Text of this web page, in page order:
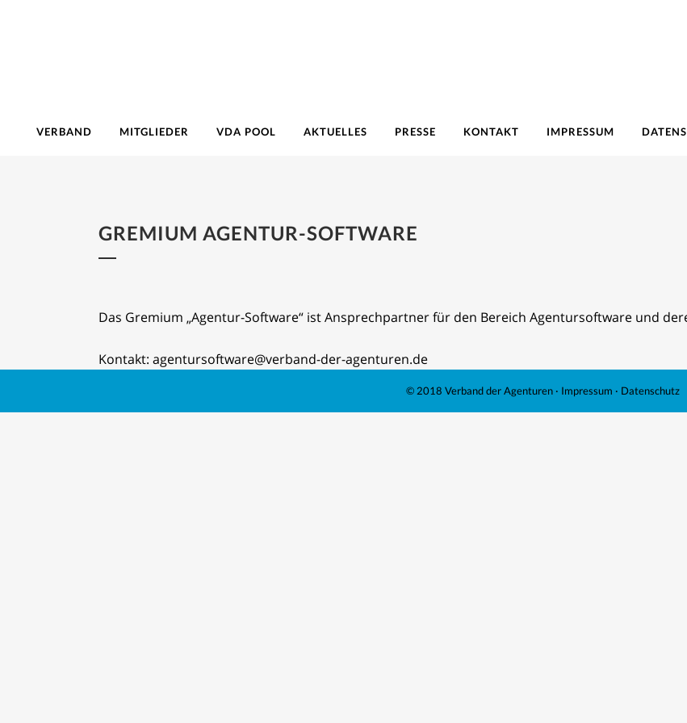
VERBAND MITGLIEDER VDA POOL AKTUELLES PRESSE KONTAKT IMPRESSUM
GREMIUM AGENTUR-SOFTWARE
Das Gremium „Agentur-Software“ ist Ansprechpartner für den Bereich Agentursoftware und
Kontakt: agentursoftware@verband-der-agenturen.de
© 2018 Verband der Agenturen · Impressum · Datenschutz